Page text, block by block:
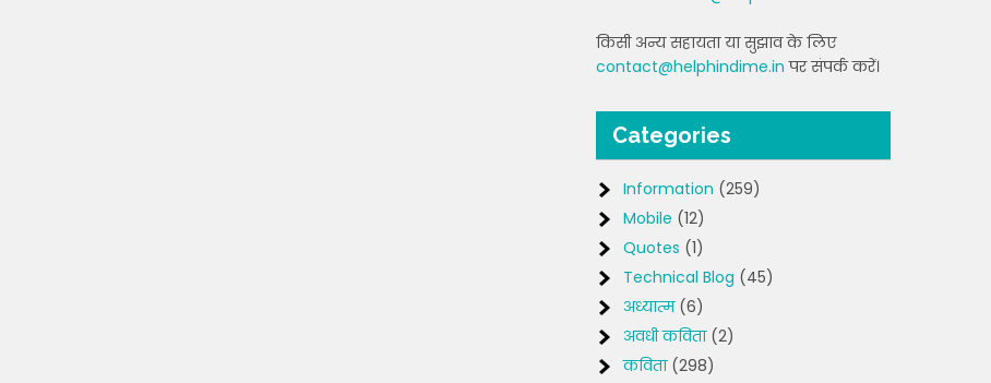
किसी अन्य सहायता या सुझाव के लिए
contact@helphindime.in पर संपर्क करें।
Categories
Information (259)
Mobile (12)
Quotes (1)
Technical Blog (45)
अध्यात्म(6)
अवधी कविता(2)
कविता(298)